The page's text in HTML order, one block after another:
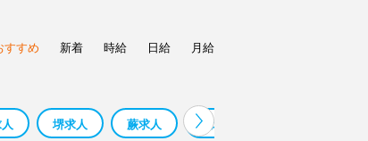
すすめ 新着 時給 日給 月給
堺求人 蕨求人 鳳求人